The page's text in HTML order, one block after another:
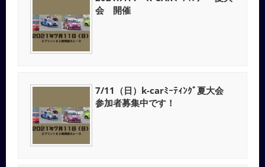
会 開催
7/11（日）k-carﾐｰﾃｨﾝｸﾞ夏大会
参加者募集中です！